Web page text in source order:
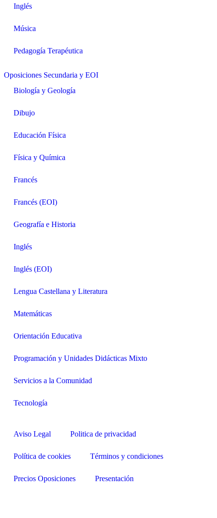
Inglés
Música
Pedagogía Terapéutica
Oposiciones Secundaria y EOI
Biología y Geología
Dibujo
Educación Física
Física y Química
Francés
Francés (EOI)
Geografía e Historia
Inglés
Inglés (EOI)
Lengua Castellana y Literatura
Matemáticas
Orientación Educativa
Programación y Unidades Didácticas Mixto
Servicios a la Comunidad
Tecnología
Aviso Legal Politica de privacidad
Política de cookies Términos y condiciones
Precios Oposiciones Presentación